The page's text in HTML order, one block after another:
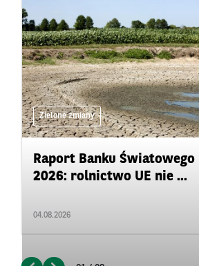
Zielone zmiany
Raport Banku Światowego
2026: rolnictwo UE nie ...
04.08.2026